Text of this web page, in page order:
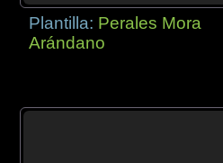
Plantilla: Perales Mora
Arándano